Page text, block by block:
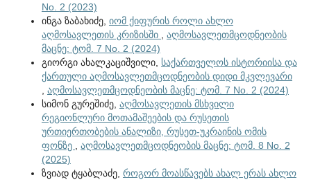
No. 2 (2023)
ინგა ზაბახიძე, იომ ქიფურის როლი ახლო
აღმოსავლეთის კრიზისში , აღმოსავლეთმცოდნეობის
მაცნე: ტომ. 7 No. 2 (2024)
გიორგი ახალკაციშვილი, საქართველოს ისტორიისა და
ქართული აღმოსავლეთმცოდნეობის დიდი მკვლევარი
, აღმოსავლეთმცოდნეობის მაცნე: ტომ. 7 No. 2 (2024)
სიმონ გურეშიძე, აღმოსავლეთის მსხვილი
რეგიონლური მოთამაშეების და რუსეთის
ურთიერთობების ანალიზი, რუსეთ-უკრაინის ომის
ფონზე , აღმოსავლეთმცოდნეობის მაცნე: ტომ. 8 No. 2
(2025)
ზვიად ტყაბლაძე, როგორ მოასწავებს ახალ ერას ახლო